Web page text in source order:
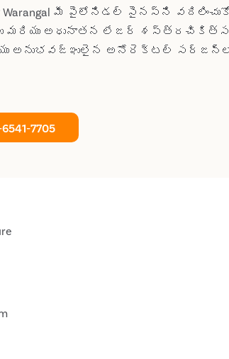
Warangal మీ పైలోనిడల్ సైనస్‌ని
మరియు అధునాతన లేజర్ శస్త్రచికిత్స
అనుభవజ్ఞులైన అనోరెక్టల్
7705